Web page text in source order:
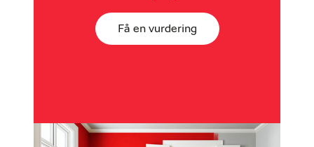
Få en vurdering